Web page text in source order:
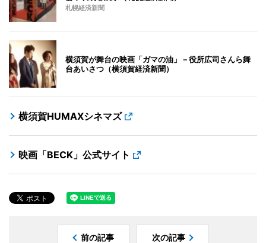
札幌経済新聞
横須賀が舞台の映画「ガマの油」－役所広司さんら舞
台あいさつ（横須賀経済新聞）
横須賀HUMAXシネマズ
映画「BECK」公式サイト
前の記事 次の記事